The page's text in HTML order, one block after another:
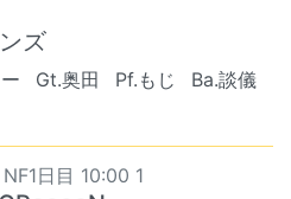
ズ
Gt.奥田 Pf.もじ
Ba.談儀
日目 10:00 1